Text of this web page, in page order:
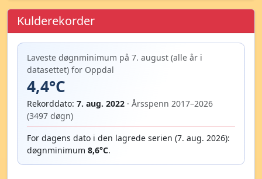
Kulderekorder
Laveste døgnminimum på 7. august (alle år i
datasettet) for Oppdal
4,4°C
Rekorddato: 7. aug. 2022 · Årsspenn 2017–2026
(3497 døgn)
For dagens dato i den lagrede serien (7. aug. 2026):
døgnminimum 8,6°C.